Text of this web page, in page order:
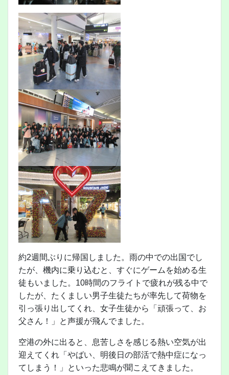
約2週間ぶりに帰国しました。雨の中での出国でし
たが、機内に乗り込むと、すぐにゲームを始める生
徒もいました。10時間のフライトで疲れが残る中で
したが、たくましい男子生徒たちが率先して荷物を
引っ張り出してくれ、女子生徒から「頑張って、お
父さん！」と声援が飛んでました。
空港の外に出ると、息苦しさを感じる熱い空気が出
迎えてくれ「やばい、明後日の部活で熱中症になっ
てしまう！」といった悲鳴が聞こえてきました。